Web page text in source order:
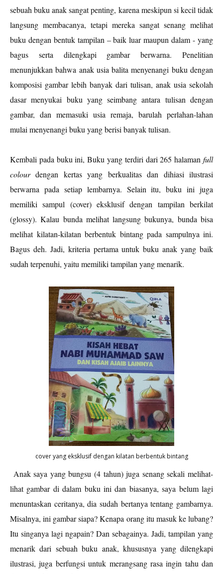
sebuah buku anak sangat penting, karena meskipun si kecil tidak
langsung membacanya, tetapi mereka sangat senang melihat
buku dengan bentuk tampilan – baik luar maupun dalam - yang
bagus serta dilengkapi gambar berwarna. Penelitian
menunjukkan bahwa anak usia balita menyenangi buku dengan
komposisi gambar lebih banyak dari tulisan, anak usia sekolah
dasar menyukai buku yang seimbang antara tulisan dengan
gambar, dan memasuki usia remaja, barulah perlahan-lahan
mulai menyenangi buku yang berisi banyak tulisan.
Kembali pada buku ini, Buku yang terdiri dari 265 halamanfull
colourdengan kertas yang berkualitas dan dihiasi ilustrasi
berwarna pada setiap lembarnya. Selain itu, buku ini juga
memiliki sampul (cover) eksklusif dengan tampilan berkilat
(glossy). Kalau bunda melihat langsung bukunya, bunda bisa
melihat kilatan-kilatan berbentuk bintang pada sampulnya ini.
Bagus deh. Jadi, kriteria pertama untuk buku anak yang baik
sudah terpenuhi, yaitu memiliki tampilan yang menarik.
cover yang eksklusif dengan kilatan berbentuk bintang
Anak saya yang bungsu (4 tahun) juga senang sekali melihat-
lihat gambar di dalam buku ini dan biasanya, saya belum lagi
menuntaskan ceritanya, dia sudah bertanya tentang gambarnya.
Misalnya, ini gambar siapa? Kenapa orang itu masuk ke lubang?
Itu singanya lagi ngapain? Dan sebagainya. Jadi, tampilan yang
menarik dari sebuah buku anak, khususnya yang dilengkapi
ilustrasi, juga berfungsi untuk merangsang rasa ingin tahu dan